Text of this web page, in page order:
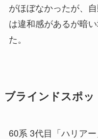
がほぼなかったが、
は違和感があるが暗
た。
ブラインドスポッ
60系 3代目「ハリア